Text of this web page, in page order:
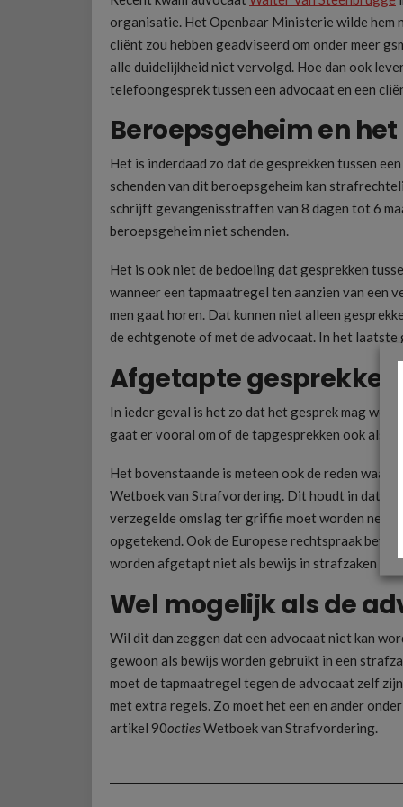
organisatie. Het Openbaar Ministerie wilde hem
cliënt zou hebben geadviseerd om onder meer
alle duidelijkheid niet vervolgd. Hoe dan ook
telefoongesprek tussen een advocaat en een
Beroepsgeheim en
Het is inderdaad zo dat de gesprekken tussen
schenden van dit beroepsgeheim kan
schrijft gevangenisstraffen van 8 dagen tot 6
beroepsgeheim niet schenden.
Het is ook niet de bedoeling dat gesprekken
wanneer een tapmaatregel ten aanzien van een
men gaat horen. Dat kunnen niet alleen
de echtgenote of met de advocaat. In het
Afgetapte gesprekken
In ieder geval is het zo dat het gesprek mag
gaat er vooral om of de tapgesprekken ook als
Het bovenstaande is meteen ook de reden
Wetboek van Strafvordering. Dit houdt in dat de
verzegelde omslag ter griffie moet worden
opgetekend. Ook de Europese rechtspraak
worden afgetapt niet als bewijs in strafzaken
Wel mogelijk als de
Wil dit dan zeggen dat een advocaat niet kan
gewoon als bewijs worden gebruikt in een
moet de tapmaatregel tegen de advocaat zelf
met extra regels. Zo moet het een en ander
artikel 90octiesWetboek van Strafvordering.